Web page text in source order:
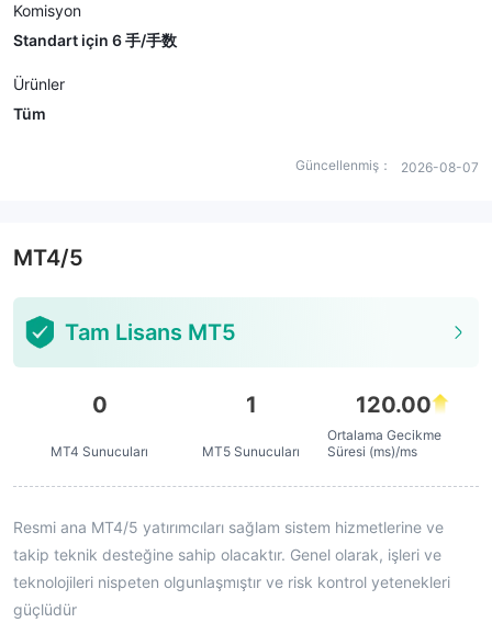
Komisyon
Standart için 6 手/手数
Ürünler
Tüm
Güncellenmiş： 2026-08-07
MT4/5
Tam Lisans MT5
0
MT4 Sunucuları
1
MT5 Sunucuları
120.00
Ortalama Gecikme
Süresi (ms)/ms
Resmi ana MT4/5 yatırımcıları sağlam sistem hizmetlerine ve
takip teknik desteğine sahip olacaktır. Genel olarak, işleri ve
teknolojileri nispeten olgunlaşmıştır ve risk kontrol yetenekleri
güçlüdür